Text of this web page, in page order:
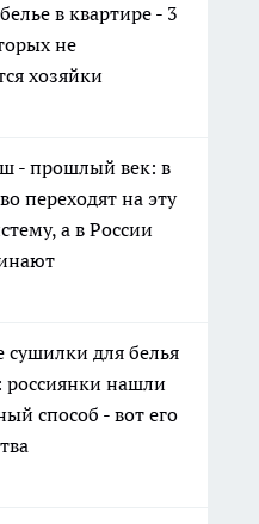
в квартире - 3
не
хозяйки
- прошлый век: в
переходят на эту
а в России
сушилки для белья
нашли
способ - вот его